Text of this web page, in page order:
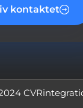
kontaktet